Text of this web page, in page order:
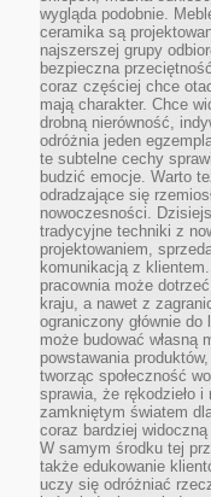
wygląda podobnie.
ceramika są
najszerszej grupy
bezpieczna
coraz częściej chce
mają charakter. Chce
drobną nierówność,
odróżnia jeden
te subtelne cechy
budzić emocje. Warto
odradzające się
nowoczesności.
tradycyjne techniki z
projektowaniem,
komunikacją z
pracownia może
kraju, a nawet z
ograniczony głównie
może budować własną
powstawania
tworząc społeczność
sprawia, że rękodzieło i
zamkniętym światem
coraz bardziej
W samym środku tej
także edukowanie
uczy się odróżniać